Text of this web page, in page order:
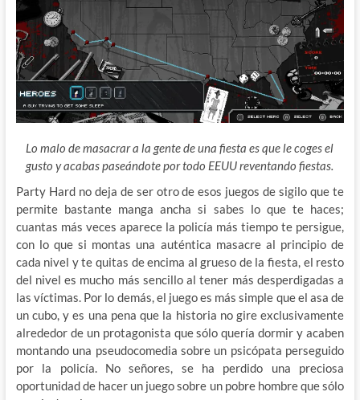
Lo malo de masacrar a la gente de una fiesta es que le coges el
gusto y acabas paseándote por todo EEUU reventando fiestas.
Party Hard no deja de ser otro de esos juegos de sigilo que te
permite bastante manga ancha si sabes lo que te haces;
cuantas más veces aparece la policía más tiempo te persigue,
con lo que si montas una auténtica masacre al principio de
cada nivel y te quitas de encima al grueso de la fiesta, el resto
del nivel es mucho más sencillo al tener más desperdigadas a
las víctimas. Por lo demás, el juego es más simple que el asa de
un cubo, y es una pena que la historia no gire exclusivamente
alrededor de un protagonista que sólo quería dormir y acaben
montando una pseudocomedia sobre un psicópata perseguido
por la policía. No señores, se ha perdido una preciosa
oportunidad de hacer un juego sobre un pobre hombre que sólo